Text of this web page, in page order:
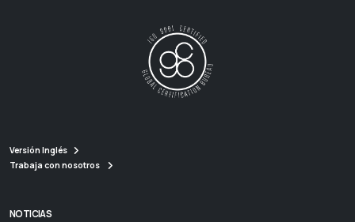
Versión Inglés
Trabaja con nosotros
NOTICIAS